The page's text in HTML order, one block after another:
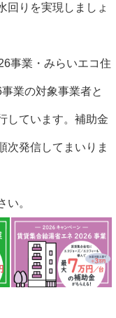
回りを実現しましょ
事業・みらいエコ住
業の対象事業者と
しています。補助金
次発信してまいりま
い。